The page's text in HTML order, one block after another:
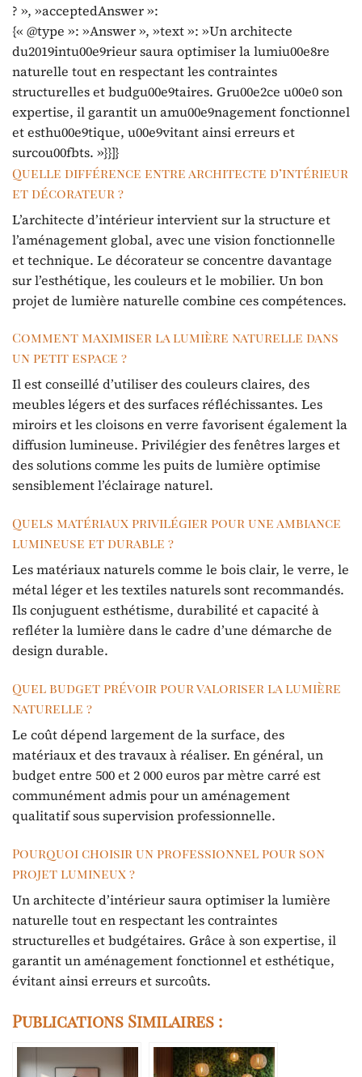
? », »acceptedAnswer »:
{« @type »: »Answer », »text »: »Un architecte
du2019intu00e9rieur saura optimiser la lumiu00e8re
naturelle tout en respectant les contraintes
structurelles et budgu00e9taires. Gru00e2ce u00e0 son
expertise, il garantit un amu00e9nagement fonctionnel
et esthu00e9tique, u00e9vitant ainsi erreurs et
surcou00fbts. »}}]}
Quelle différence entre architecte d’intérieur
et décorateur ?
L’architecte d’intérieur intervient sur la structure et
l’aménagement global, avec une vision fonctionnelle
et technique. Le décorateur se concentre davantage
sur l’esthétique, les couleurs et le mobilier. Un bon
projet de lumière naturelle combine ces compétences.
Comment maximiser la lumière naturelle dans
un petit espace ?
Il est conseillé d’utiliser des couleurs claires, des
meubles légers et des surfaces réfléchissantes. Les
miroirs et les cloisons en verre favorisent également la
diffusion lumineuse. Privilégier des fenêtres larges et
des solutions comme les puits de lumière optimise
sensiblement l’éclairage naturel.
Quels matériaux privilégier pour une ambiance
lumineuse et durable ?
Les matériaux naturels comme le bois clair, le verre, le
métal léger et les textiles naturels sont recommandés.
Ils conjuguent esthétisme, durabilité et capacité à
refléter la lumière dans le cadre d’une démarche de
design durable.
Quel budget prévoir pour valoriser la lumière
naturelle ?
Le coût dépend largement de la surface, des
matériaux et des travaux à réaliser. En général, un
budget entre 500 et 2 000 euros par mètre carré est
communément admis pour un aménagement
qualitatif sous supervision professionnelle.
Pourquoi choisir un professionnel pour son
projet lumineux ?
Un architecte d’intérieur saura optimiser la lumière
naturelle tout en respectant les contraintes
structurelles et budgétaires. Grâce à son expertise, il
garantit un aménagement fonctionnel et esthétique,
évitant ainsi erreurs et surcoûts.
Publications Similaires :